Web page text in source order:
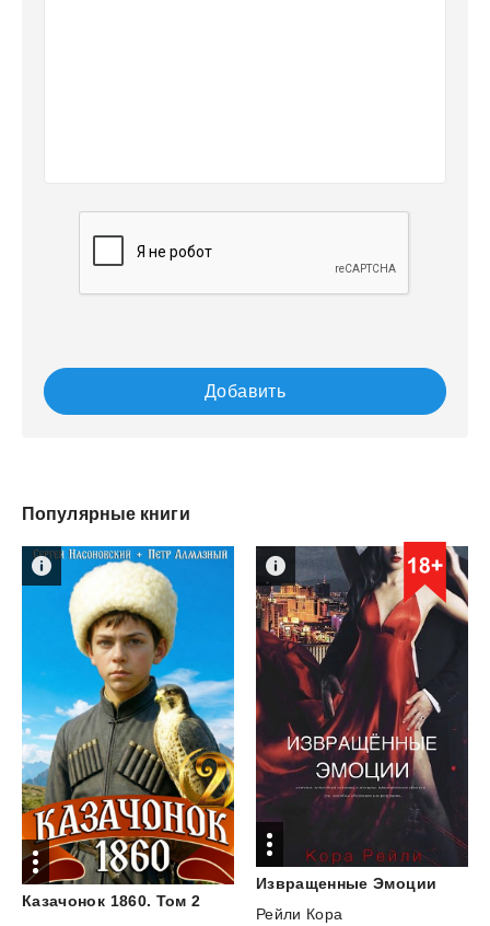
Добавить
Популярные книги
Казачонок 1860. Том 2
Извращенные Эмоции
Рейли Кора